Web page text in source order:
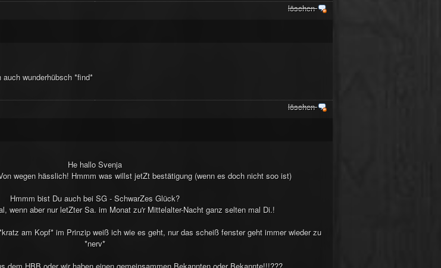
löschen
wunderhübsch *find*
löschen
He hallo Svenja
wegen hässlich! Hmmm was willst jetZt bestätigung (wenn es doch nicht soo ist)
Hmmm bist Du auch bei SG - SchwarZes Glück?
wenn aber nur letZter Sa. im Monat zu'r Mittelalter-Nacht ganz selten mal Di.!
am Kopf* im Prinzip weiß ich wie es geht, nur das scheiß fenster geht immer wieder zu
*nerv*